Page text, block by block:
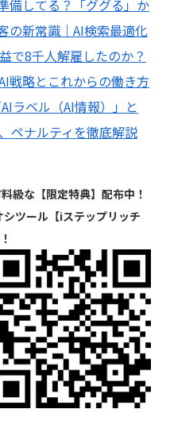
備してる？「ググる」か
の新常識｜AI検索最適化
で8千人解雇したのか？
戦略とこれからの働き方
ラベル（AI情報）」と
ペナルティを徹底解説
級な【限定特典】配布中！
ツール【iステップリッチ